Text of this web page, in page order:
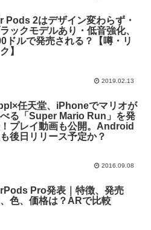
Pods 2はデザイン変わらず・
ックモデルあり・低音強化、
ドルで発売される？【噂・リ
】
2019.02.13
任天堂、iPhoneでマリオが
る「Super Mario Run」を発
プレイ動画も公開。Android
後日リリース予定か？
2016.09.08
Pro発表｜特徴、発売
、色、価格は？ARで比較